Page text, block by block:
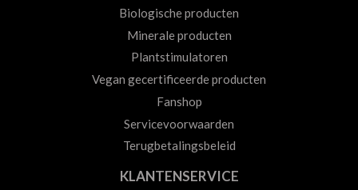
Biologische producten
Minerale producten
Plantstimulatoren
Vegan gecertificeerde producten
Fanshop
Servicevoorwaarden
Terugbetalingsbeleid
KLANTENSERVICE